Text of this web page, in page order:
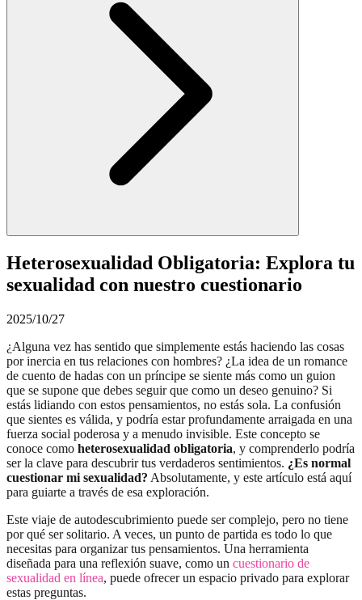
Heterosexualidad Obligatoria: Explora tu
sexualidad con nuestro cuestionario
2025/10/27
¿Alguna vez has sentido que simplemente estás haciendo las cosas
por inercia en tus relaciones con hombres? ¿La idea de un romance
de cuento de hadas con un príncipe se siente más como un guion
que se supone que debes seguir que como un deseo genuino? Si
estás lidiando con estos pensamientos, no estás sola. La confusión
que sientes es válida, y podría estar profundamente arraigada en una
fuerza social poderosa y a menudo invisible. Este concepto se
conoce como heterosexualidad obligatoria, y comprenderlo podría
ser la clave para descubrir tus verdaderos sentimientos. ¿Es normal
cuestionar mi sexualidad? Absolutamente, y este artículo está aquí
para guiarte a través de esa exploración.
Este viaje de autodescubrimiento puede ser complejo, pero no tiene
por qué ser solitario. A veces, un punto de partida es todo lo que
necesitas para organizar tus pensamientos. Una herramienta
diseñada para una reflexión suave, como un cuestionario de
sexualidad en línea, puede ofrecer un espacio privado para explorar
estas preguntas.